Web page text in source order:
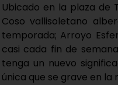
Ubicado en la plaza de
Coso vallisoletano
temporada; Arroyo
casi cada fin de
tenga un nuevo
única que se grave en la